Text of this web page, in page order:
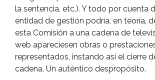
la sentencia, etc.). Y todo por cuenta
entidad de gestión podrí­a, en teorí­a,
esta Comisión a una cadena de
web apareciesen obras o
representados, instando así­ el cierre
cadena. Un auténtico despropósito.